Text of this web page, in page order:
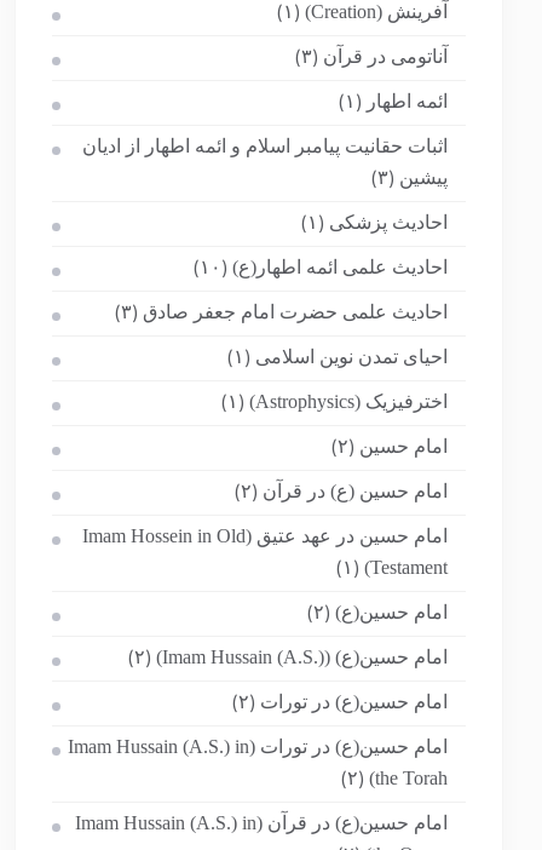
آفرینش (Creation) (۱)
آناتومی در قرآن (۳)
ائمه اطهار (۱)
اثبات حقانیت پیامبر اسلام و ائمه اطهار از ادیان
پیشین (۳)
احادیث پزشکی (۱)
احادیث علمی ائمه اطهار(ع) (۱۰)
احادیث علمی حضرت امام جعفر صادق (۳)
احیای تمدن نوین اسلامی (۱)
اخترفیزیک (Astrophysics) (۱)
امام حسین (۲)
امام حسین (ع) در قرآن (۲)
امام حسین در عهد عتیق (Imam Hossein in Old
Testament)
(۱)
امام حسین(ع) (۲)
امام حسین(ع) (Imam Hussain (A.S.)) (۲)
امام حسین(ع) در تورات (۲)
امام حسین(ع) در تورات (Imam Hussain (A.S.) in
the Torah)
(۲)
امام حسین(ع) در قرآن (Imam Hussain (A.S.) in